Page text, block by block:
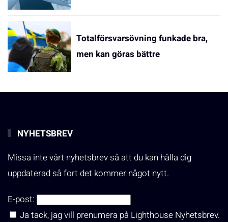
Totalförsvarsövning funkade bra,
men kan göras bättre
NYHETSBREV
Missa inte vårt nyhetsbrev så att du kan hålla dig
uppdaterad så fort det kommer något nytt.
E-post:
Ja tack, jag vill prenumera på Lighthouse Nyhetsbrev.